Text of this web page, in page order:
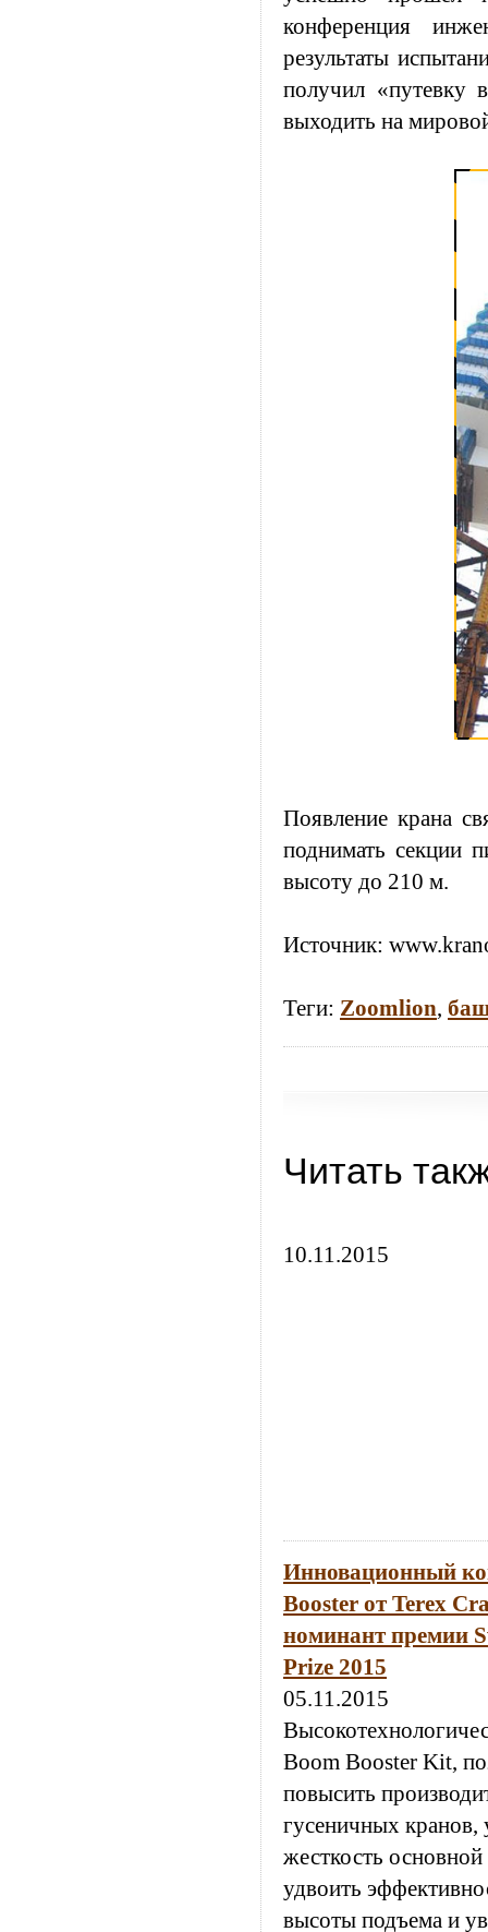
конференция
результаты
получил «путевку
выходить на
Появление крана
поднимать секции
высоту до 210 м.
Источник:
Теги: Zoomlion,
Читать
10.11.2015
Инновационный
Booster от Terex
номинант премии
Prize 2015
05.11.2015
Boom Booster Kit,
повысить
гусеничных кранов,
жесткость основной
удвоить
высоты подъема и